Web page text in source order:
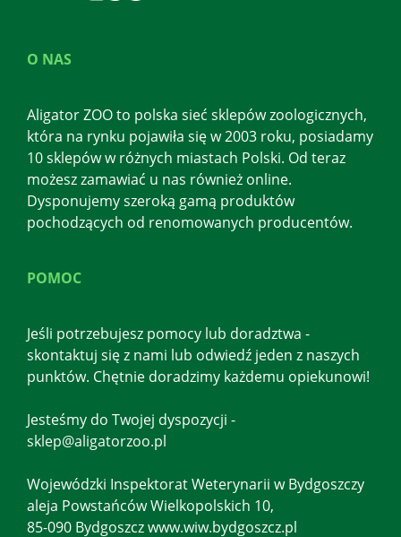
O NAS
Aligator ZOO to polska sieć sklepów zoologicznych,
która na rynku pojawiła się w 2003 roku, posiadamy
10 sklepów w różnych miastach Polski. Od teraz
możesz zamawiać u nas również online.
Dysponujemy szeroką gamą produktów
pochodzących od renomowanych producentów.
POMOC
Jeśli potrzebujesz pomocy lub doradztwa -
skontaktuj się z nami lub odwiedź jeden z naszych
punktów. Chętnie doradzimy każdemu opiekunowi!
Jesteśmy do Twojej dyspozycji -
sklep@aligatorzoo.pl
Wojewódzki Inspektorat Weterynarii w Bydgoszczy
aleja Powstańców Wielkopolskich 10,
85-090 Bydgoszcz www.wiw.bydgoszcz.pl